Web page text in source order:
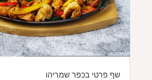
שף פרטי בכפר שמריהו